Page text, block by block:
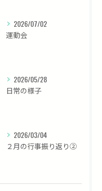
2026/07/02
運動会
2026/05/28
日常の様子
2026/03/04
２月の行事振り返り②